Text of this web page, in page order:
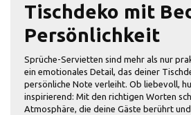
Tischdeko mit
Persönlichkeit
Sprüche-Servietten sind mehr als nur
ein emotionales Detail, das deiner
persönliche Note verleiht. Ob liebevoll,
inspirierend: Mit den richtigen Worten
Atmosphäre, die deine Gäste berührt